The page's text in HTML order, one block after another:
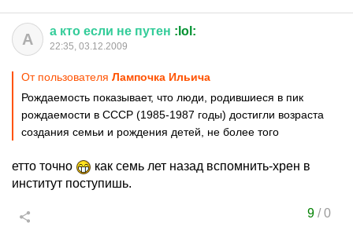
А а кто если не путен :lol:
22:35, 03.12.2009
От пользователя Лампочка Ильича
Рождаемость показывает, что люди, родившиеся в пик
рождаемости в СССР (1985-1987 годы) достигли возраста
создания семьи и рождения детей, не более того
етто точно
как семь лет назад вспомнить-хрен в
институт поступишь.
9/0